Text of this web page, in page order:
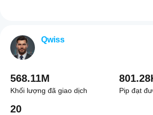
Qwiss
568.11M
Khối lượng đã giao dịch Pip đạt
20